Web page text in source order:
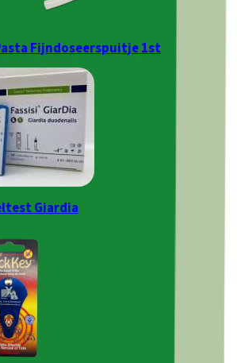
Fijndoseerspuitje 1st
Giardia